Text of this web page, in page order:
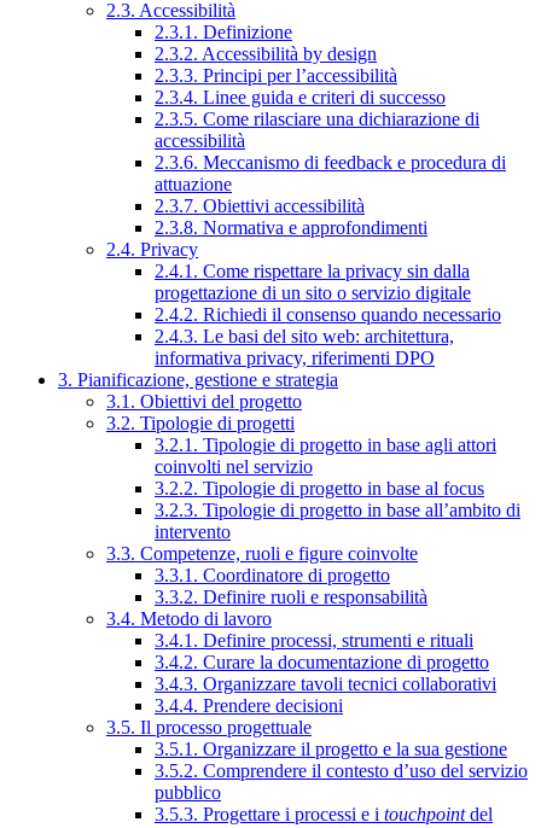
2.3. Accessibilità
2.3.1. Definizione
2.3.2. Accessibilità by design
2.3.3. Principi per l’accessibilità
2.3.4. Linee guida e criteri di successo
2.3.5. Come rilasciare una dichiarazione di
accessibilità
2.3.6. Meccanismo di feedback e procedura di
attuazione
2.3.7. Obiettivi accessibilità
2.3.8. Normativa e approfondimenti
2.4. Privacy
2.4.1. Come rispettare la privacy sin dalla
progettazione di un sito o servizio digitale
2.4.2. Richiedi il consenso quando necessario
2.4.3. Le basi del sito web: architettura,
informativa privacy, riferimenti DPO
3. Pianificazione, gestione e strategia
3.1. Obiettivi del progetto
3.2. Tipologie di progetti
3.2.1. Tipologie di progetto in base agli attori
coinvolti nel servizio
3.2.2. Tipologie di progetto in base al focus
3.2.3. Tipologie di progetto in base all’ambito di
intervento
3.3. Competenze, ruoli e figure coinvolte
3.3.1. Coordinatore di progetto
3.3.2. Definire ruoli e responsabilità
3.4. Metodo di lavoro
3.4.1. Definire processi, strumenti e rituali
3.4.2. Curare la documentazione di progetto
3.4.3. Organizzare tavoli tecnici collaborativi
3.4.4. Prendere decisioni
3.5. Il processo progettuale
3.5.1. Organizzare il progetto e la sua gestione
3.5.2. Comprendere il contesto d’uso del servizio
pubblico
3.5.3. Progettare i processi e i touchpointdel